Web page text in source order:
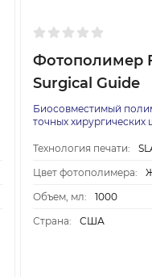
Фотополимер
Surgical Guide
Биосовместимый
точных хирургических
Технология печати:
Цвет фотополимера:
Объем, мл:
1000
Страна:
США